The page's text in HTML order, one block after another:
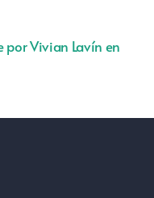
por Vivian Lavín en